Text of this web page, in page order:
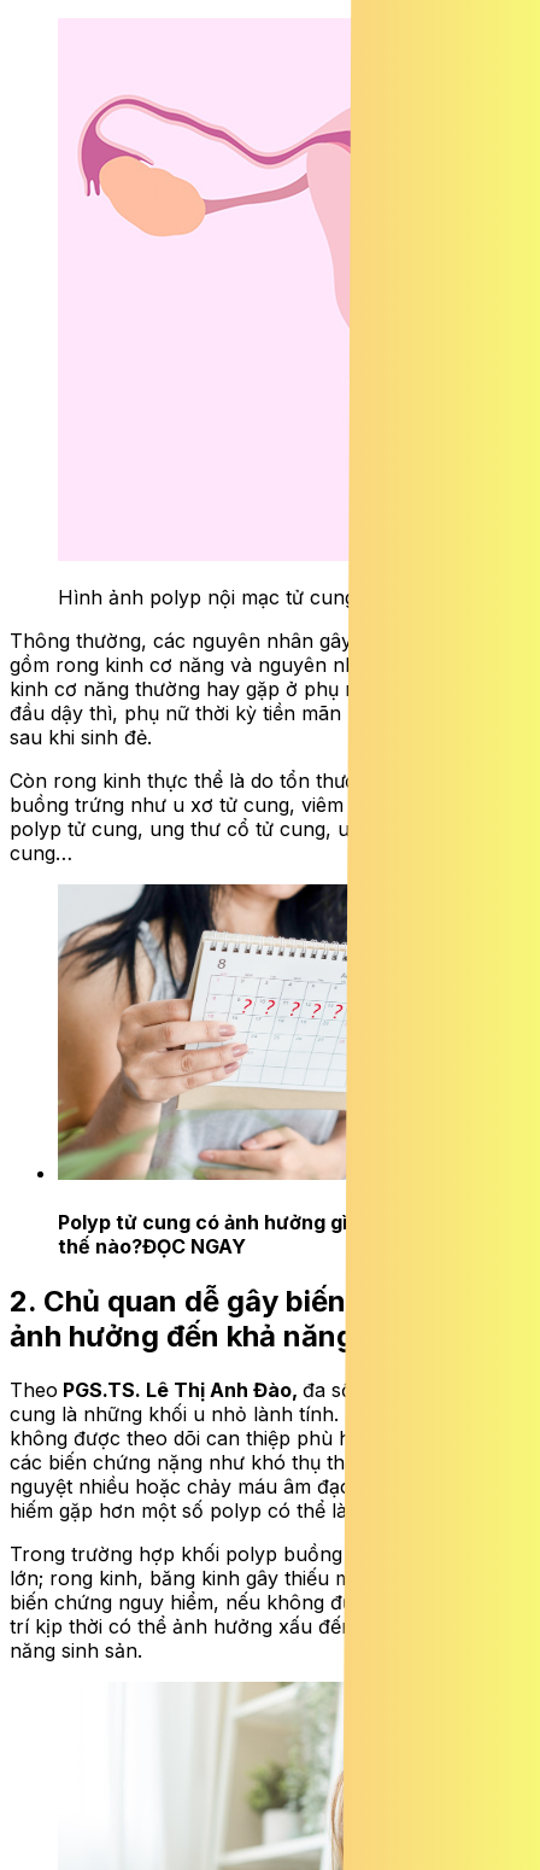
Hình ảnh polyp nội mạc tử cung.
Thông thường, các nguyên nhân gây rong kinh bao
gồm rong kinh cơ năng và nguyên nhân thực thể. Rong
kinh cơ năng thường hay gặp ở phụ nữ trong thời kỳ
đầu dậy thì, phụ nữ thời kỳ tiền mãn kinh hoặc phụ nữ
sau khi sinh đẻ.
Còn rong kinh thực thể là do tổn thương ở tử cung hoặc
buồng trứng như u xơ tử cung, viêm nội mạc tử cung,
polyp tử cung, ung thư cổ tử cung, ung thư nội mạc tử
cung…
Polyp tử cung có ảnh hưởng gì, nguy hiểm như
thế nào?ĐỌC NGAY
2. Chủ quan dễ gây biến chứng và
ảnh hưởng đến khả năng sinh sản
Theo PGS.TS. Lê Thị Anh Đào, đa số polyp nội mạc tử
cung là những khối u nhỏ lành tính. Tuy nhiên nếu
không được theo dõi can thiệp phù hợp có thể gây ra
các biến chứng nặng như khó thụ thai, chảy máu kinh
nguyệt nhiều hoặc chảy máu âm đạo sau mãn kinh,
hiếm gặp hơn một số polyp có thể là tiền ung thư.
Trong trường hợp khối polyp buồng tử cung phát triển
lớn; rong kinh, băng kinh gây thiếu máu nặng là một
biến chứng nguy hiểm, nếu không được phát hiện và xử
trí kịp thời có thể ảnh hưởng xấu đến sức khỏe và khả
năng sinh sản.